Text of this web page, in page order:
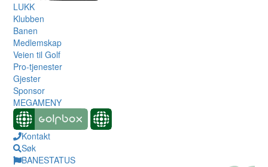
LUKK
Klubben
Banen
Medlemskap
Veien til Golf
Pro-tjenester
Gjester
Sponsor
MEGAMENY
Kontakt
Søk
BANESTATUS